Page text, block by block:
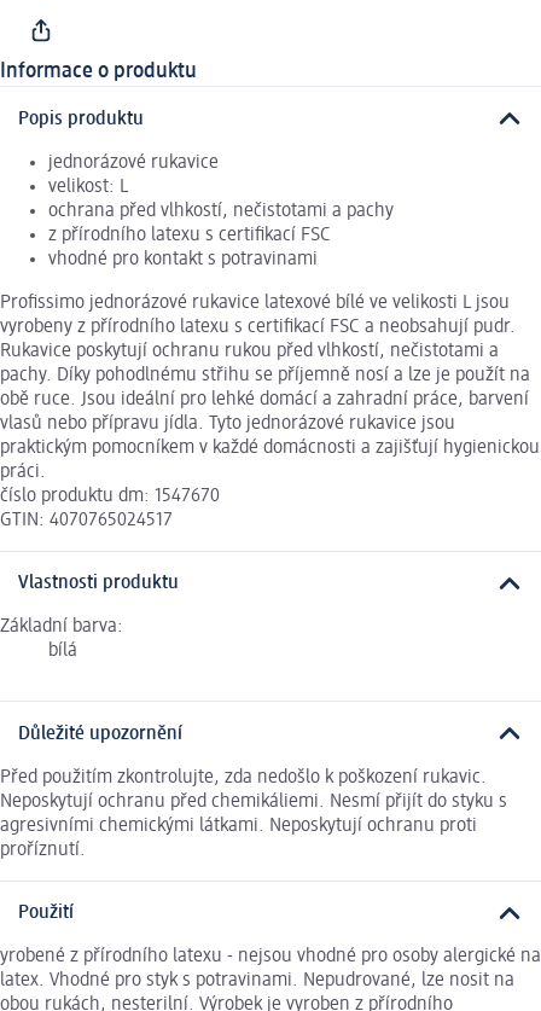
Informace o produktu
Popis produktu
jednorázové rukavice
velikost: L
ochrana před vlhkostí, nečistotami a pachy
z přírodního latexu s certifikací FSC
vhodné pro kontakt s potravinami
Profissimo jednorázové rukavice latexové bílé ve velikosti L jsou
vyrobeny z přírodního latexu s certifikací FSC a neobsahují pudr.
Rukavice poskytují ochranu rukou před vlhkostí, nečistotami a
pachy. Díky pohodlnému střihu se příjemně nosí a lze je použít na
obě ruce. Jsou ideální pro lehké domácí a zahradní práce, barvení
vlasů nebo přípravu jídla. Tyto jednorázové rukavice jsou
praktickým pomocníkem v každé domácnosti a zajišťují hygienickou
práci.
číslo produktu dm: 1547670
GTIN: 4070765024517
Vlastnosti produktu
Základní barva:
bílá
Důležité upozornění
Před použitím zkontrolujte, zda nedošlo k poškození rukavic.
Neposkytují ochranu před chemikáliemi. Nesmí přijít do styku s
agresivními chemickými látkami. Neposkytují ochranu proti
proříznutí.
Použití
yrobené z přírodního latexu - nejsou vhodné pro osoby alergické na
latex. Vhodné pro styk s potravinami. Nepudrované, lze nosit na
obou rukách, nesterilní. Výrobek je vyroben z přírodního